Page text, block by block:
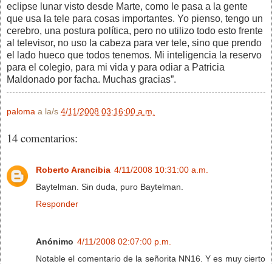
eclipse lunar visto desde Marte, como le pasa a la gente
que usa la tele para cosas importantes. Yo pienso, tengo un
cerebro, una postura política, pero no utilizo todo esto frente
al televisor, no uso la cabeza para ver tele, sino que prendo
el lado hueco que todos tenemos. Mi inteligencia la reservo
para el colegio, para mi vida y para odiar a Patricia
Maldonado por facha. Muchas gracias”.
paloma a la/s 4/11/2008 03:16:00 a.m.
14 comentarios:
Roberto Arancibia 4/11/2008 10:31:00 a.m.
Baytelman. Sin duda, puro Baytelman.
Responder
Anónimo 4/11/2008 02:07:00 p.m.
Notable el comentario de la señorita NN16. Y es muy cierto